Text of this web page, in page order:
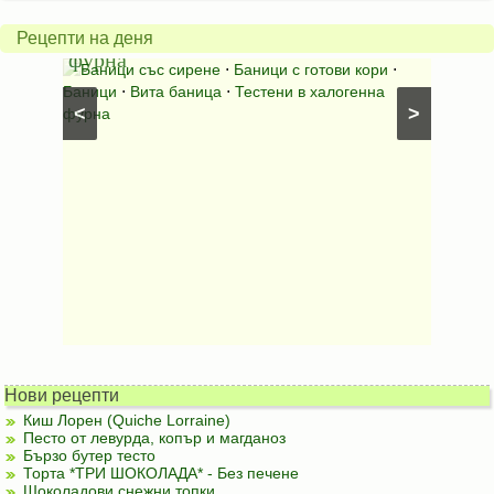
Рецепти на деня
>
<
халогенна
фурна
Баници със сирене ⋅ Баници с готови кори ⋅
Баници ⋅ Вита баница ⋅ Тестени в халогенна
фурна
за
Нови рецепти
Киш Лорен (Quiche Lorraine)
Песто от левурда, копър и магданоз
Бързо бутер тесто
Торта *ТРИ ШОКОЛАДА* - Без печене